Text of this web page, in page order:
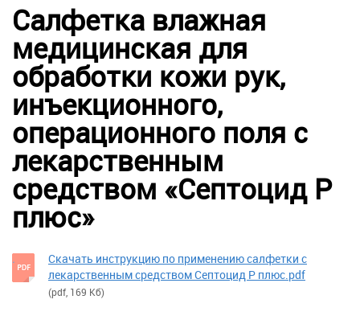
Салфетка влажная
медицинская для
обработки кожи рук,
инъекционного,
операционного поля с
лекарственным
средством «Септоцид Р
плюс»
Скачать инструкцию по применению cалфетки с
лекарственным средством Септоцид Р плюс.pdf
(pdf, 169 Кб)